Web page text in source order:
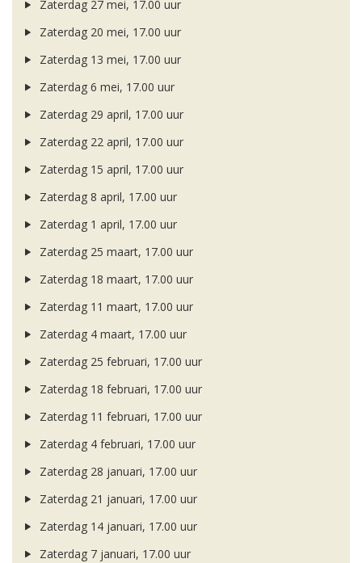
Zaterdag 27 mei, 17.00 uur
Zaterdag 20 mei, 17.00 uur
Zaterdag 13 mei, 17.00 uur
Zaterdag 6 mei, 17.00 uur
Zaterdag 29 april, 17.00 uur
Zaterdag 22 april, 17.00 uur
Zaterdag 15 april, 17.00 uur
Zaterdag 8 april, 17.00 uur
Zaterdag 1 april, 17.00 uur
Zaterdag 25 maart, 17.00 uur
Zaterdag 18 maart, 17.00 uur
Zaterdag 11 maart, 17.00 uur
Zaterdag 4 maart, 17.00 uur
Zaterdag 25 februari, 17.00 uur
Zaterdag 18 februari, 17.00 uur
Zaterdag 11 februari, 17.00 uur
Zaterdag 4 februari, 17.00 uur
Zaterdag 28 januari, 17.00 uur
Zaterdag 21 januari, 17.00 uur
Zaterdag 14 januari, 17.00 uur
Zaterdag 7 januari, 17.00 uur